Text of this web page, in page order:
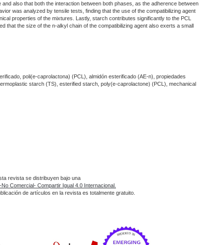
also that both the interaction between both phases, as the adherence between
was analyzed by tensile tests, finding that the use of the compatibilizing agent
properties of the mixtures. Lastly, starch contributes significantly to the PCL
that the size of the n-alkyl chain of the compatibilizing agent also exerts a small
poli(e-caprolactona) (PCL), almidón esterificado (AE-n), propiedades
starch (TS), esterified starch, poly(e-caprolactone) (PCL), mechanical
revista se distribuyen bajo una
Comercial- Compartir Igual 4.0 Internacional.
de artículos en la revista es totalmente gratuito.